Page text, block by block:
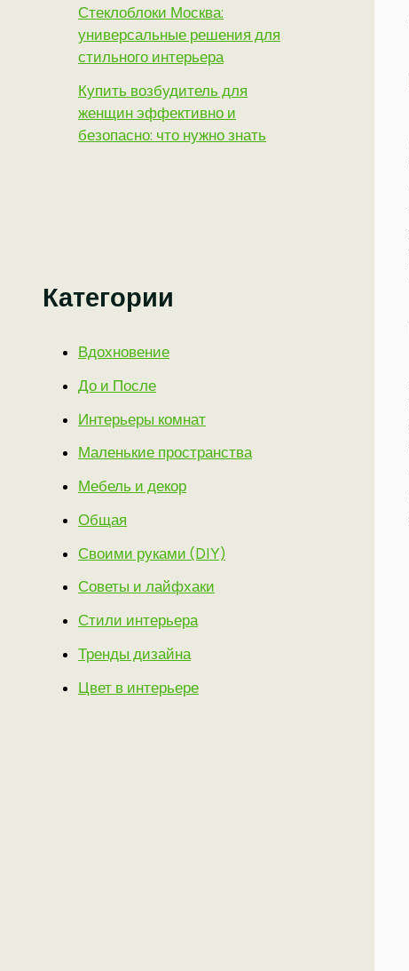
Стеклоблоки Москва:
универсальные решения для
стильного интерьера
Купить возбудитель для
женщин эффективно и
безопасно: что нужно знать
Категории
Вдохновение
До и После
Интерьеры комнат
Маленькие пространства
Мебель и декор
Общая
Своими руками (DIY)
Советы и лайфхаки
Стили интерьера
Тренды дизайна
Цвет в интерьере